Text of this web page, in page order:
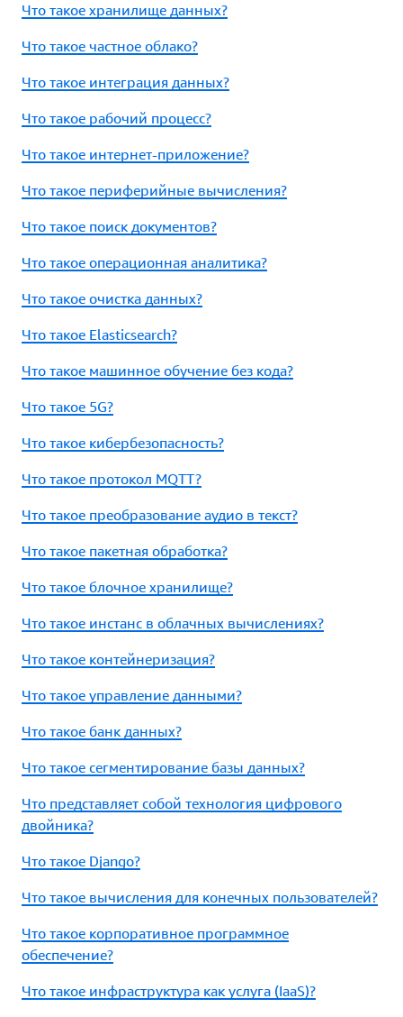
Что такое хранилище данных?
Что такое частное облако?
Что такое интеграция данных?
Что такое рабочий процесс?
Что такое интернет-приложение?
Что такое периферийные вычисления?
Что такое поиск документов?
Что такое операционная аналитика?
Что такое очистка данных?
Что такое Elasticsearch?
Что такое машинное обучение без кода?
Что такое 5G?
Что такое кибербезопасность?
Что такое протокол MQTT?
Что такое преобразование аудио в текст?
Что такое пакетная обработка?
Что такое блочное хранилище?
Что такое инстанс в облачных вычислениях?
Что такое контейнеризация?
Что такое управление данными?
Что такое банк данных?
Что такое сегментирование базы данных?
Что представляет собой технология цифрового
двойника?
Что такое Django?
Что такое вычисления для конечных пользователей?
Что такое корпоративное программное
обеспечение?
Что такое инфраструктура как услуга (IaaS)?